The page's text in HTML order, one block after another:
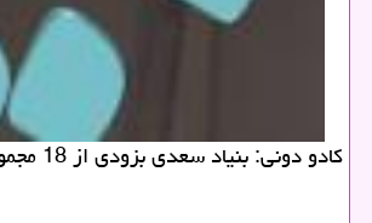
كادو دونی: بنیاد سعدی بزودی از 18 مجموعه امكانات آموزش مجازی، با هدف گسترش وسیع تر، سهل تر و غنی تر آموزش زبان فارسی در خارج از كشور رونمایی می نماید.